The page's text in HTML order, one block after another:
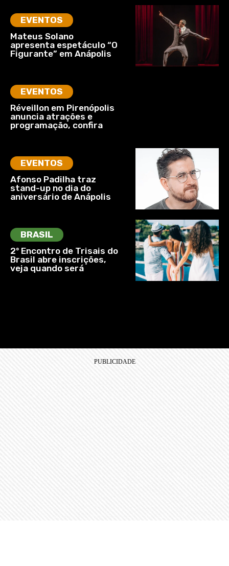
EVENTOS
Mateus Solano
apresenta espetáculo “O
Figurante” em Anápolis
EVENTOS
Réveillon em Pirenópolis
anuncia atrações e
programação, confira
EVENTOS
Afonso Padilha traz
stand-up no dia do
aniversário de Anápolis
BRASIL
2º Encontro de Trisais do
Brasil abre inscrições,
veja quando será